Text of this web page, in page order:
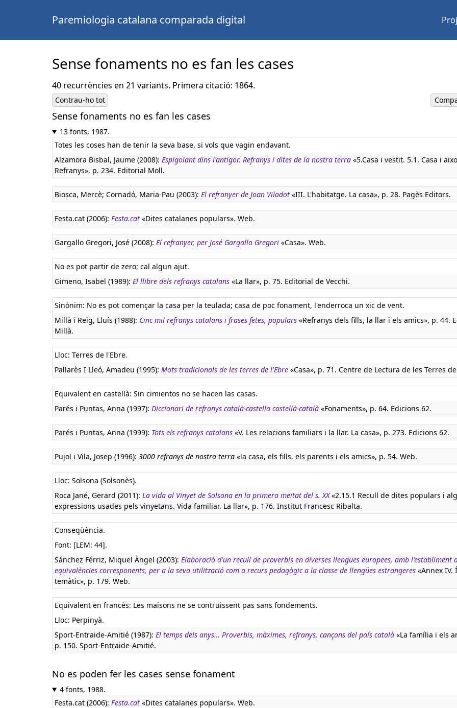
Paremiologia catalana comparada digital
Sense fonaments no es fan les cases
40 recurrències en 21 variants. Primera citació: 1864.
Contrau-ho tot
Sense fonaments no es fan les cases
13 fonts, 1987.
Totes les coses han de tenir la seva base, si vols que vagin endavant.
Alzamora Bisbal, Jaume (2008): Espigolant dins l'antigor. Refranys i dites de la nostra terra «5.Casa i vestit. 5.1. Casa i
Refranys», p. 234. Editorial Moll.
Biosca, Mercè; Cornadó, Maria-Pau (2003): El refranyer de Joan Viladot «III. L'habitatge. La casa», p. 28. Pagès Editors.
Festa.cat (2006): Festa.cat «Dites catalanes populars». Web.
Gargallo Gregori, José (2008): El refranyer, per José Gargallo Gregori «Casa». Web.
No es pot partir de zero; cal algun ajut.
Gimeno, Isabel (1989): El llibre dels refranys catalans «La llar», p. 75. Editorial de Vecchi.
Sinònim: No es pot començar la casa per la teulada; casa de poc fonament, l'enderroca un xic de vent.
Millà i Reig, Lluís (1988): Cinc mil refranys catalans i frases fetes, populars «Refranys dels fills, la llar i els amics», p. 44.
Millà.
Lloc: Terres de l'Ebre.
Pallarès I Lleó, Amadeu (1995): Mots tradicionals de les terres de l'Ebre «Casa», p. 71. Centre de Lectura de les Terres
Equivalent en castellà: Sin cimientos no se hacen las casas.
Parés i Puntas, Anna (1997): Diccionari de refranys català-castella castellà-català «Fonaments», p. 64. Edicions 62.
Parés i Puntas, Anna (1999): Tots els refranys catalans «V. Les relacions familiars i la llar. La casa», p. 273. Edicions 62.
Pujol i Vila, Josep (1996): 3000 refranys de nostra terra «la casa, els fills, els parents i els amics», p. 54. Web.
Lloc: Solsona (Solsonès).
Roca Jané, Gerard (2011): La vida al Vinyet de Solsona en la primera meitat del s. XX«2.15.1 Recull de dites populars i
expressions usades pels vinyetans. Vida familiar. La llar», p. 176. Institut Francesc Ribalta.
Conseqüència.
Font: [LEM: 44].
Sánchez Férriz, Miquel Àngel (2003): Elaboració d'un recull de proverbis en diverses llengües europees, amb l'establiment
equivalències corresponents, per a la seva utilització com a recurs pedagògic a la classe de llengües estrangeres «Annex IV.
temàtic», p. 179. Web.
Equivalent en francès: Les maisons ne se contruissent pas sans fondements.
Lloc: Perpinyà.
Sport-Entraide-Amitié (1987): El temps dels anys… Proverbis, màximes, refranys, cançons del país català «La família i els
p. 150. Sport-Entraide-Amitié.
No es poden fer les cases sense fonament
4 fonts, 1988.
Festa.cat (2006): Festa.cat «Dites catalanes populars». Web.